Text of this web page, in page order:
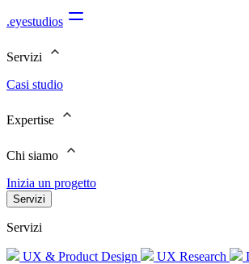
.eyestudios
Servizi
Casi studio
Expertise
Chi siamo
Inizia un progetto
Servizi
Servizi
UX & Product Design UX Research